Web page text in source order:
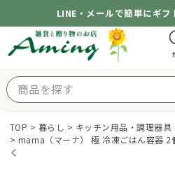
LINE・メールで簡単にギフ
TOP 暮らし キッチン用品・調理器具
marna（マーナ） 極 冷凍ごはん容器 2
く